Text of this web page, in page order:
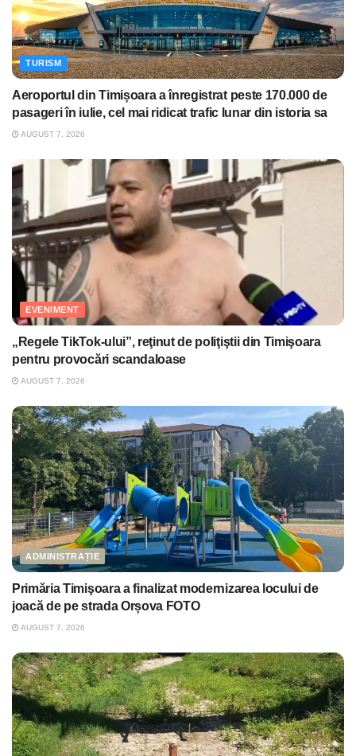
TURISM
Aeroportul din Timișoara a înregistrat peste 170.000 de
pasageri în iulie, cel mai ridicat trafic lunar din istoria sa
AUGUST 7, 2026
EVENIMENT
„Regele TikTok-ului”, reţinut de poliţiştii din Timişoara
pentru provocări scandaloase
AUGUST 7, 2026
ADMINISTRAȚIE
Primăria Timişoara a finalizat modernizarea locului de
joacă de pe strada Orșova FOTO
AUGUST 7, 2026